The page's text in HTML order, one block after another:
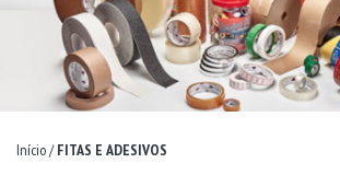
Início/ FITAS E ADESIVOS